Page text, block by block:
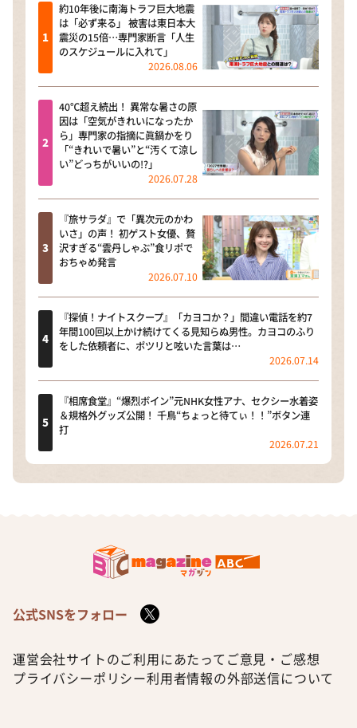
約10年後に南海トラフ巨大地震
は「必ず来る」 被害は東日本大
震災の15倍…専門家断言「人生
のスケジュールに入れて」
2026.08.06
40℃超え続出！ 異常な暑さの原
因は「空気がきれいになったか
ら」専門家の指摘に眞鍋かをり
「“きれいで暑い”と“汚くて涼し
い”どっちがいいの!?」
2026.07.28
『旅サラダ』で「異次元のかわ
いさ」の声！ 初ゲスト女優、贅
沢すぎる“雲丹しゃぶ”食リポで
おちゃめ発言
2026.07.10
『探偵！ナイトスクープ』「カヨコか？」間違い電話を約7
年間100回以上かけ続けてくる見知らぬ男性。カヨコのふり
をした依頼者に、ポツリと呟いた言葉は…
2026.07.14
『相席食堂』“爆烈ボイン”元NHK女性アナ、セクシー水着姿
＆規格外グッズ公開！ 千鳥“ちょっと待てぃ！！”ボタン連
打
2026.07.21
公式SNSをフォロー
運営会社サイトのご利用にあたって ご意見・ご感想
プライバシーポリシー利用者情報の外部送信について